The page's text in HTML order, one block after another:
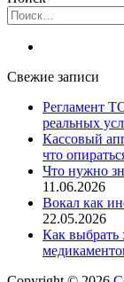
Найти:
Свежие записи
Регламент
реальных
Кассовый
что
Что нужно
11.06.2026
Вокал как
22.05.2026
Как выбрать